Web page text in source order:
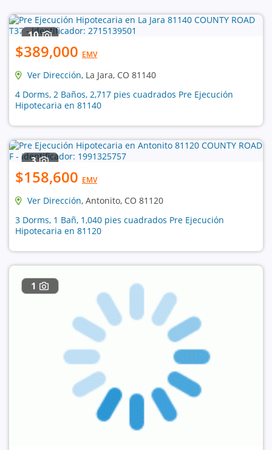
10
$389,000 EMV
Ver Dirección, La Jara, CO 81140
4 Dorms, 2 Baños, 2,717 pies cuadrados Pre Ejecución
Hipotecaria en 81140
3
$158,600 EMV
Ver Dirección, Antonito, CO 81120
3 Dorms, 1 Bañ, 1,040 pies cuadrados Pre Ejecución
Hipotecaria en 81120
1